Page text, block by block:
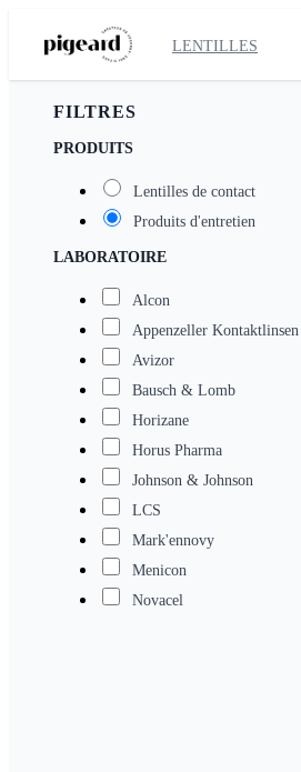
LENTILLES
FILTRES
PRODUITS
Lentilles de contact
Produits d'entretien
LABORATOIRE
Alcon
Appenzeller Kontaktlinsen
Avizor
Bausch & Lomb
Horizane
Horus Pharma
Johnson & Johnson
LCS
Mark'ennovy
Menicon
Novacel